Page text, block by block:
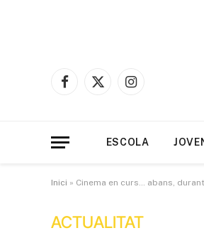
Facebook
X
Instagram
ESCOLA
Inici » Cinema en curs… abans,
ACTUALITAT